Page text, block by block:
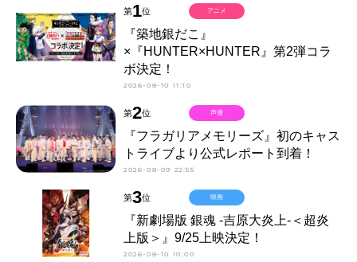
第1位
『築地銀だこ』
×『HUNTER×HUNTER』第2弾コラ
ボ決定！
2026-08-10 11:10
アニメ
第2位
『フラガリアメモリーズ』初のキャス
トライブより公式レポート到着！
2026-08-09 22:55
声優
第3位
『新劇場版 銀魂 -吉原大炎上-＜超炎
上版＞』9/25上映決定！
2026-08-10 10:00
映画